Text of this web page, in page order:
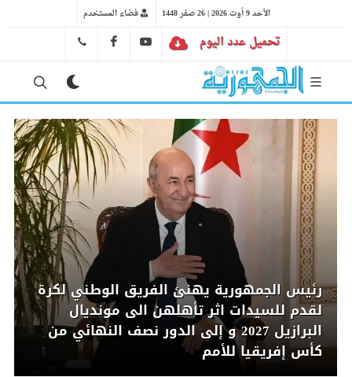
الأحد 9 أوت 2026 | 26 صفر 1448 فضاء المستخدم
تحميل عدد اليوم
رئيس الجمهورية يهنئ الفريق الوطني لكرة
لقدم للسيدات اثر تأهلهن الى مونديال
البرازيل 2027 و إلى الدور نصف النهائي من
كأس إفريقيا للأمم